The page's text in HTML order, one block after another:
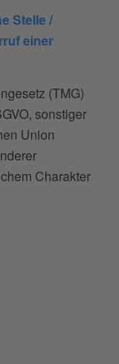
Stelle /
einer
(TMG)
sonstiger
Union
Charakter